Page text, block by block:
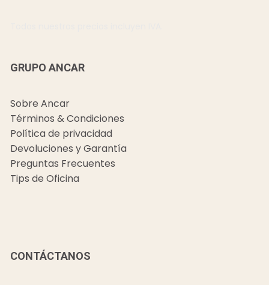
GRUPO ANCAR
Sobre Ancar
Términos & Condiciones
Política de privacidad
Devoluciones y Garantía
Preguntas Frecuentes
Tips de Oficina
CONTÁCTANOS